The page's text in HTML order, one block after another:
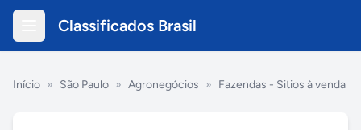
Classificados Brasil
Início » São Paulo » Agronegócios » Fazendas - Sitios à venda